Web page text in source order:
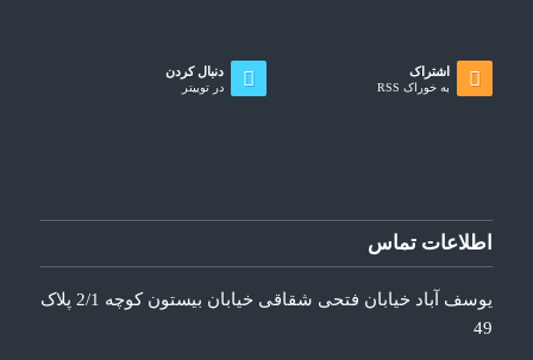
دنبال کردن
در توییتر
اشتراک
به خوراک RSS
اطلاعات تماس
یوسف آباد خیابان فتحی شقاقی خیابان بیستون کوچه 2/1 پلاک
49